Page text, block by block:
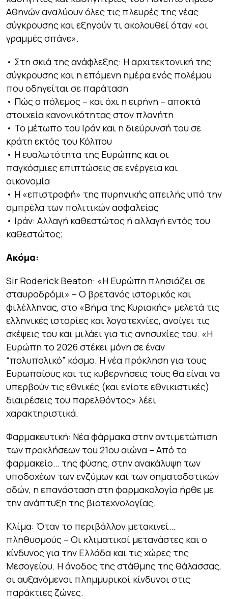
Αθηνών αναλύουν όλες τις πλευρές της νέας
σύγκρουσης και εξηγούν τι ακολουθεί όταν «οι
γραμμές σπάνε».
• Στη σκιά της ανάφλεξης: Η αρχιτεκτονική της
σύγκρουσης και η επόμενη ημέρα ενός πολέμου
που οδηγείται σε παράταση
• Πώς ο πόλεμος – και όχι η ειρήνη – αποκτά
στοιχεία κανονικότητας στον πλανήτη
• Το μέτωπο του Ιράν και η διεύρυνσή του σε
κράτη εκτός του Κόλπου
• Η ευαλωτότητα της Ευρώπης και οι
παγκόσμιες επιπτώσεις σε ενέργεια και
οικονομία
• Η «επιστροφή» της πυρηνικής απειλής υπό την
ομπρέλα των πολιτικών ασφαλείας
• Ιράν: Αλλαγή καθεστώτος ή αλλαγή εντός του
καθεστώτος;
Ακόμα:
Sir Roderick Beaton: «Η Ευρώπη πλησιάζει σε
σταυροδρόμι» – Ο βρετανός ιστορικός και
φιλέλληνας, στο «Βήμα της Κυριακής» μελετά τις
ελληνικές ιστορίες και λογοτεχνίες, ανοίγει τις
σκέψεις του και μιλάει για τις ανησυχίες του. «Η
Ευρώπη το 2026 στέκει μόνη σε έναν
“πολυπολικό” κόσμο. Η νέα πρόκληση για τους
Ευρωπαίους και τις κυβερνήσεις τους θα είναι να
υπερβούν τις εθνικές (και ενίοτε εθνικιστικές)
διαιρέσεις του παρελθόντος» λέει
χαρακτηριστικά.
Φαρμακευτική: Νέα φάρμακα στην αντιμετώπιση
των προκλήσεων του 21ου αιώνα – Από το
φαρμακείο… της φύσης, στην ανακάλυψη των
υποδοχέων των ενζύμων και των σηματοδοτικών
οδών, η επανάσταση στη φαρμακολογία ήρθε με
την ανάπτυξη της βιοτεχνολογίας.
Κλίμα: Όταν το περιβάλλον μετακινεί…
πληθυσμούς – Οι κλιματικοί μετανάστες και ο
κίνδυνος για την Ελλάδα και τις χώρες της
Μεσογείου. Η άνοδος της στάθμης της θάλασσας,
οι αυξανόμενοι πλημμυρικοί κίνδυνοι στις
παράκτιες ζώνες.